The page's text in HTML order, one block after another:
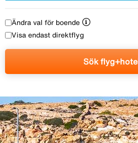
Ändra val för boende
Visa endast direktflyg
Sök flyg+hotell